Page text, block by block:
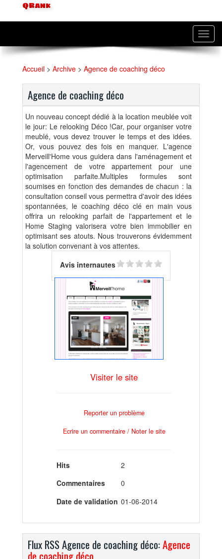
QRank
Accueil > Archive > Agence de coaching déco
Agence de coaching déco
Un nouveau concept dédié à la location meublée voit
le jour: Le relooking Déco !Car, pour organiser votre
meublé, vous devez trouver le temps et des idées.
Or, vous pouvez des fois en manquer. L'agence
Merveill'Home vous guidera dans l'aménagement et
l'agencement de votre appartement pour une
optimisation parfaite.Multiples formules sont
soumises en fonction des demandes de chacun : la
consultation conseil vous permettra d'avoir des idées
spontannées, le coaching déco clé en main vous
offrira un relooking parfait de l'appartement et le
Home Staging valorisera votre bien immobilier en
optimisant ses atouts. Nous trouverons évidemment
la solution convenant à vos attentes.
Avis internautes
Visiter le site
Reporter un problème
Ecrire un commentaire / Noter le site
Hits
2
Commentaires
0
Date de validation 01-06-2014
Flux RSS Agence de coaching déco:Agence
de coaching déco